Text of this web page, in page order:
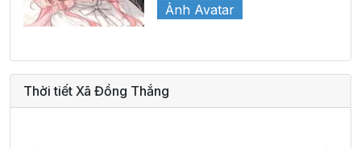
Ảnh Avatar
Thời tiết Xã Đồng Thắng